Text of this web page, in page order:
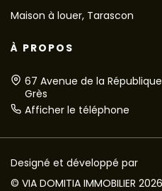
Maison à louer, Tarascon
À PROPOS
67 Avenue de la
Grès
Afficher le téléphone
Designé et développé par
© VIA DOMITIA IMMOBILIER 2026